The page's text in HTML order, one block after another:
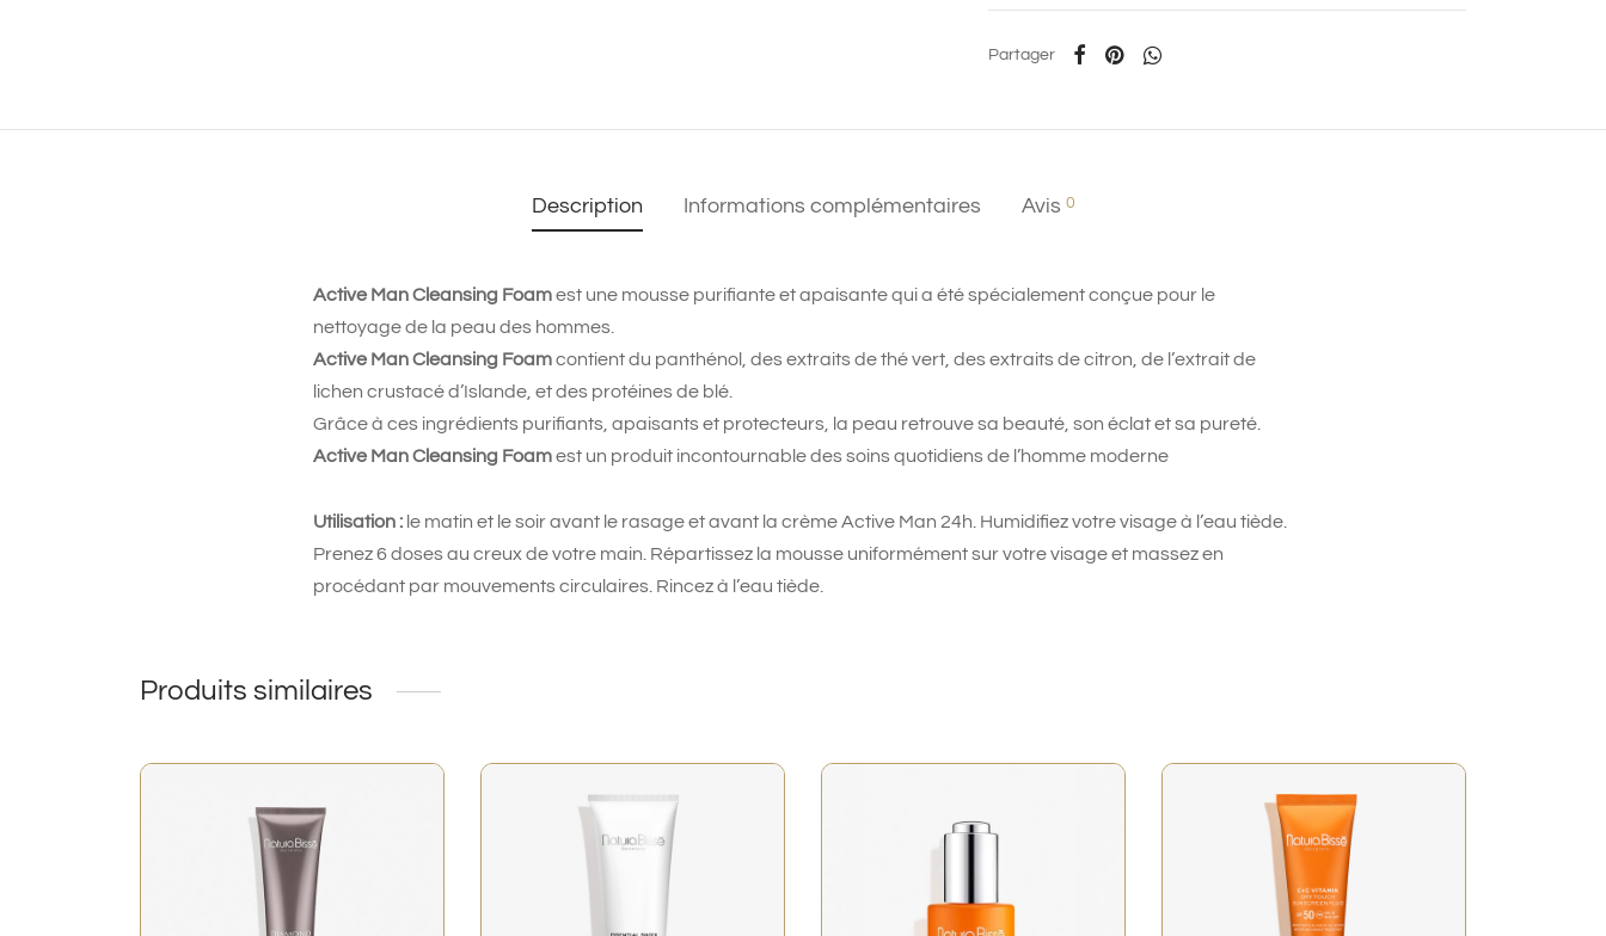
Partager
Description Informations complémentaires Avis 0
Active Man Cleansing Foamest une mousse purifiante et apaisante qui a été spécialement conçue pour le
nettoyage de la peau des hommes.
Active Man Cleansing Foamcontient du panthénol, des extraits de thé vert, des extraits de citron, de l’extrait de
lichen crustacé d’Islande, et des protéines de blé.
Grâce à ces ingrédients purifiants, apaisants et protecteurs, la peau retrouve sa beauté, son éclat et sa pureté.
Active Man Cleansing Foamest un produit incontournable des soins quotidiens de l’homme moderne
Utilisation : le matin et le soir avant le rasage et avant la crème Active Man 24h. Humidifiez votre visage à l’eau tiède.
Prenez 6 doses au creux de votre main. Répartissez la mousse uniformément sur votre visage et massez en
procédant par mouvements circulaires. Rincez à l’eau tiède.
Produits similaires